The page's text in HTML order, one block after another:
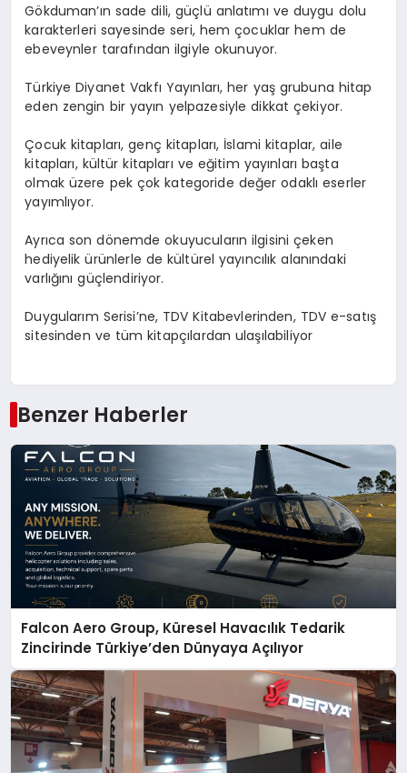
Gökduman’ın sade dili, güçlü anlatımı ve duygu dolu
karakterleri sayesinde seri, hem çocuklar hem de
ebeveynler tarafından ilgiyle okunuyor.
Türkiye Diyanet Vakfı Yayınları, her yaş grubuna hitap
eden zengin bir yayın yelpazesiyle dikkat çekiyor.
Çocuk kitapları, genç kitapları, İslami kitaplar, aile
kitapları, kültür kitapları ve eğitim yayınları başta
olmak üzere pek çok kategoride değer odaklı eserler
yayımlıyor.
Ayrıca son dönemde okuyucuların ilgisini çeken
hediyelik ürünlerle de kültürel yayıncılık alanındaki
varlığını güçlendiriyor.
Duygularım Serisi’ne, TDV Kitabevlerinden, TDV e-satış
sitesinden ve tüm kitapçılardan ulaşılabiliyor
Benzer Haberler
Falcon Aero Group, Küresel Havacılık Tedarik
Zincirinde Türkiye’den Dünyaya Açılıyor